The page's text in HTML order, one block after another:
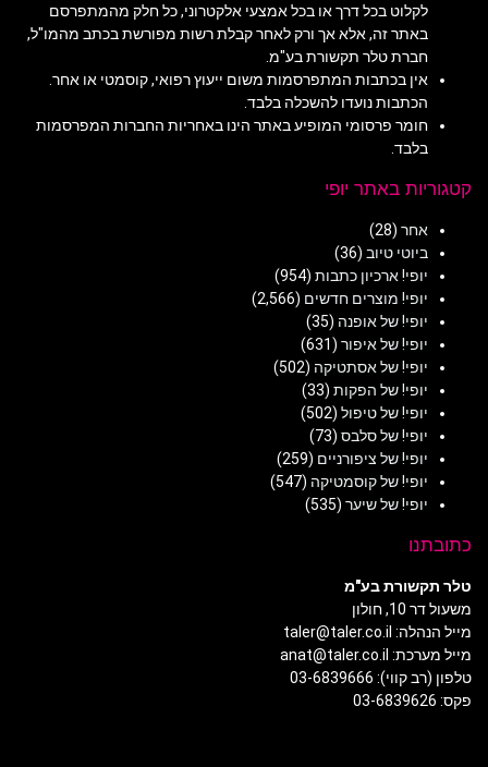
לקלוט בכל דרך או בכל אמצעי אלקטרוני, כל חלק מהמתפרסם
באתר זה, אלא אך ורק לאחר קבלת רשות מפורשת בכתב מהמו"ל,
חברת טלר תקשורת בע"מ.
אין בכתבות המתפרסמות משום ייעוץ רפואי, קוסמטי או אחר.
הכתבות נועדו להשכלה בלבד.
חומר פרסומי המופיע באתר הינו באחריות החברות המפרסמות
בלבד.
קטגוריות באתר יופי
אחר (28)
ביוטי טיוב (36)
יופי! ארכיון כתבות (954)
יופי! מוצרים חדשים (2,566)
יופי! של אופנה (35)
יופי! של איפור (631)
יופי! של אסתטיקה (502)
יופי! של הפקות (33)
יופי! של טיפול (502)
יופי! של סלבס (73)
יופי! של ציפורניים (259)
יופי! של קוסמטיקה (547)
יופי! של שיער (535)
כתובתנו
טלר תקשורת בע"מ
משעול דר 10, חולון
מייל הנהלה: taler@taler.co.il
מייל מערכת: anat@taler.co.il
טלפון (רב קווי): 03-6839666
פקס: 03-6839626